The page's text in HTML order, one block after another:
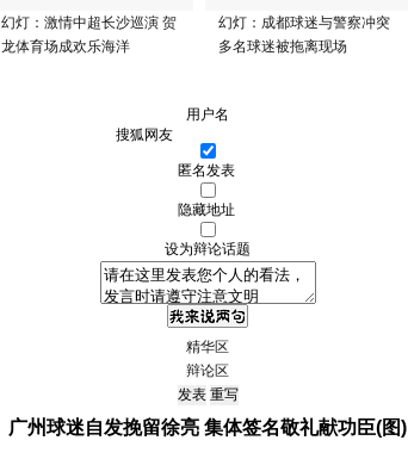
幻灯：激情中超长沙巡演 贺
龙体育场成欢乐海洋
幻灯：成都球迷与警察冲突
多名球迷被拖离现场
用户名
匿名发表
隐藏地址
设为辩论话题
精华区
辩论区
广州球迷自发挽留徐亮 集体签名敬礼献功臣(图)